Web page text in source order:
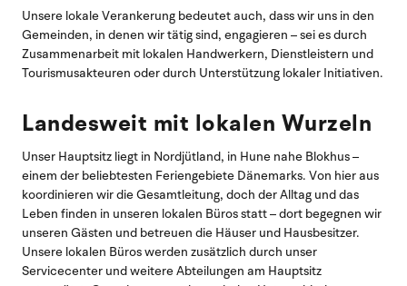
Unsere lokale Verankerung bedeutet auch, dass wir uns in den
Gemeinden, in denen wir tätig sind, engagieren – sei es durch
Zusammenarbeit mit lokalen Handwerkern, Dienstleistern und
Tourismusakteuren oder durch Unterstützung lokaler Initiativen.
Landesweit mit lokalen Wurzeln
Unser Hauptsitz liegt in Nordjütland, in Hune nahe Blokhus –
einem der beliebtesten Feriengebiete Dänemarks. Von hier aus
koordinieren wir die Gesamtleitung, doch der Alltag und das
Leben finden in unseren lokalen Büros statt – dort begegnen wir
unseren Gästen und betreuen die Häuser und Hausbesitzer.
Unsere lokalen Büros werden zusätzlich durch unser
Servicecenter und weitere Abteilungen am Hauptsitz